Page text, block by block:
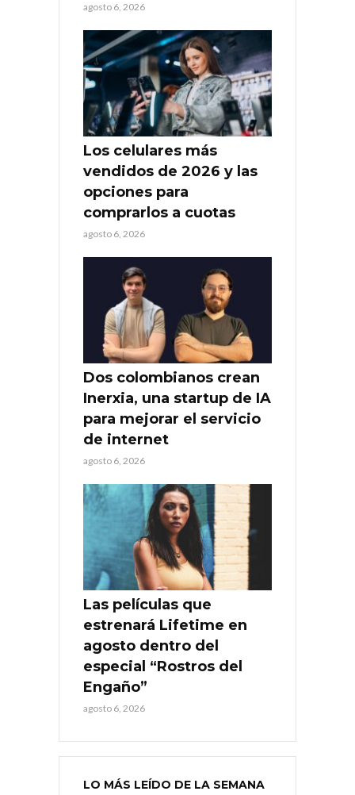
agosto 6, 2026
Los celulares más
vendidos de 2026 y las
opciones para
comprarlos a cuotas
agosto 6, 2026
Dos colombianos crean
Inerxia, una startup de IA
para mejorar el servicio
de internet
agosto 6, 2026
Las películas que
estrenará Lifetime en
agosto dentro del
especial “Rostros del
Engaño”
agosto 6, 2026
LO MÁS LEÍDO DE LA SEMANA